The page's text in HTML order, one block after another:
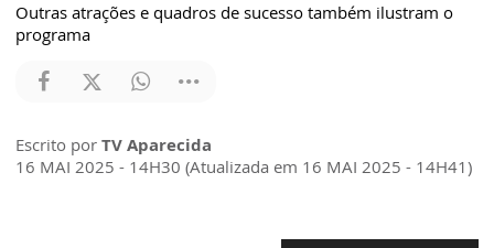
Outras atrações e quadros de sucesso também ilustram o
programa
Escrito por TV Aparecida
16 MAI 2025 - 14H30 (Atualizada em 16 MAI 2025 - 14H41)